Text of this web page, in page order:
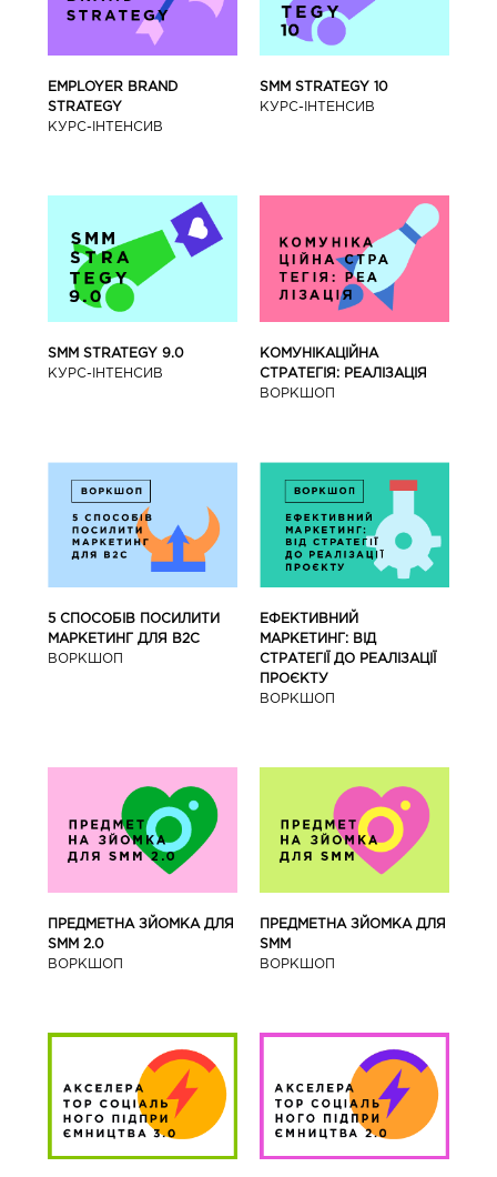
EMPLOYER BRAND
STRATEGY
КУРС-IНТЕНСИВ
SMM STRATEGY 10
КУРС-IНТЕНСИВ
SMM STRATEGY 9.0
КУРС-IНТЕНСИВ
КОМУНІКАЦІЙНА
СТРАТЕГІЯ: РЕАЛІЗАЦІЯ
ВОРКШОП
5 СПОСОБІВ ПОСИЛИТИ
МАРКЕТИНГ ДЛЯ В2С
ВОРКШОП
ЕФЕКТИВНИЙ
МАРКЕТИНГ: ВІД
СТРАТЕГІЇ ДО РЕАЛІЗАЦІЇ
ПРОЄКТУ
ВОРКШОП
ПРЕДМЕТНА ЗЙОМКА ДЛЯ
SMM 2.0
ВОРКШОП
ПРЕДМЕТНА ЗЙОМКА ДЛЯ
SMM
ВОРКШОП